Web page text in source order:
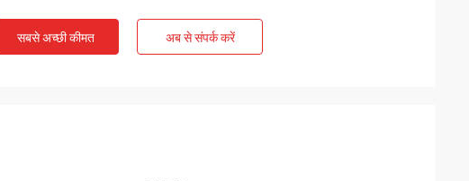
सबसे अच्छी कीमत अब से संपर्क करें